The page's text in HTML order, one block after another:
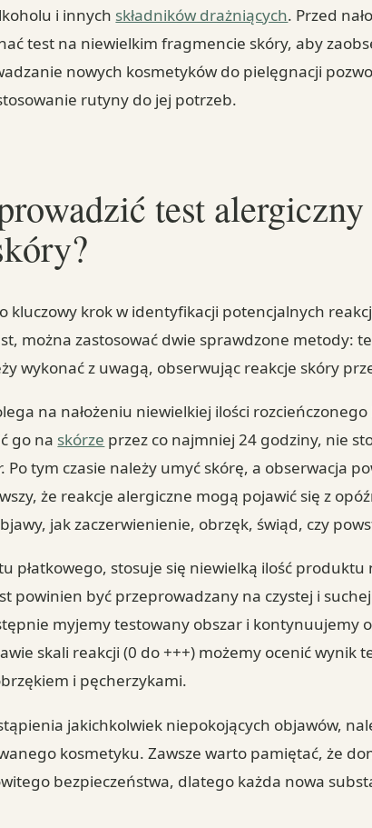
i innych składników drażniących. Przed
test na niewielkim fragmencie skóry, aby
nowych kosmetyków do pielęgnacji
rutyny do jej potrzeb.
test
kluczowy krok w identyfikacji potencjalnych
można zastosować dwie sprawdzone metody:
wykonać z uwagą, obserwując reakcje skóry
na nałożeniu niewielkiej ilości
go na skórze przez co najmniej 24 godziny, nie
Po tym czasie należy umyć skórę, a obserwacja
że reakcje alergiczne mogą pojawić się z
jak zaczerwienienie, obrzęk, świąd, czy
płatkowego, stosuje się niewielką ilość
powinien być przeprowadzany na czystej i
myjemy testowany obszar i kontynuujemy
skali reakcji (0 do +++) możemy ocenić wynik
i pęcherzykami.
jakichkolwiek niepokojących objawów,
kosmetyku. Zawsze warto pamiętać, że
bezpieczeństwa, dlatego każda nowa